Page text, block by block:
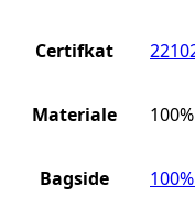
Certifkat
Materiale
Bagside